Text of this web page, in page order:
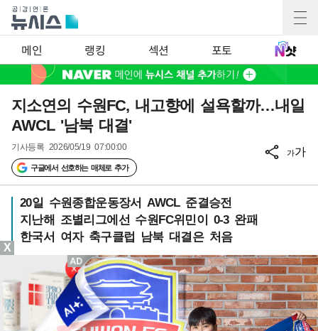
메인 랭킹 섹션 포토
지소연의 수원FC, 내고향에 설욕할까…내일
AWCL '남북 대결'
기사등록 2026/05/19 07:00:00
구글에서 선호하는 매체로 추가
가가
20일 수원종합운동장서 AWCL 준결승전
지난해 조별리그에선 수원FC위민이 0-3 완패
한국서 여자 축구클럽 남북 대결은 처음
X